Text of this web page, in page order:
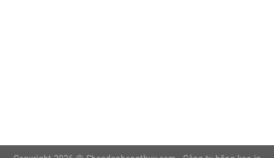
embedgooglemap.net